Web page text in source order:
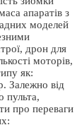
апаратів з
моделей
дрон для
моторів,
як:
Залежно від
пульта,
про переваги